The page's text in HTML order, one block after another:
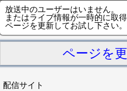
放送中のユーザーはいません。
またはライブ情報が一時的に取
ページを更新してお試し下さい。
ページを
配信サイト